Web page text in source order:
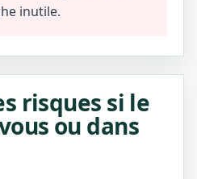
inutile.
risques si le
ou dans